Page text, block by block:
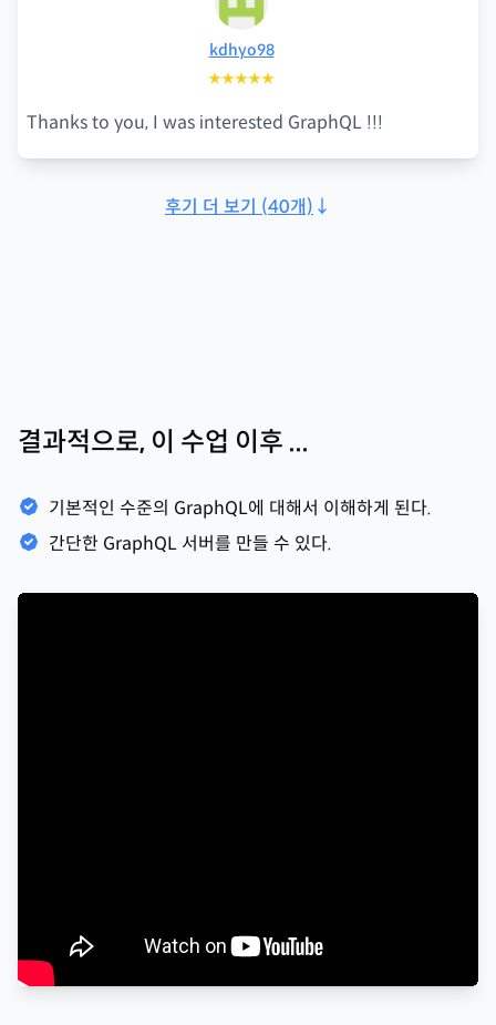
kdhyo98
★★★★★
Thanks to you, I was interested GraphQL !!!
후기 더 보기 (40개) ↓
결과적으로, 이 수업 이후 ...
기본적인 수준의 GraphQL에 대해서 이해하게 된다.
간단한 GraphQL 서버를 만들 수 있다.